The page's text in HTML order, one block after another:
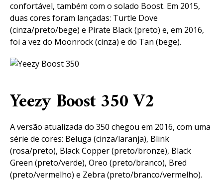
confortável, também com o solado Boost. Em 2015,
duas cores foram lançadas: Turtle Dove
(cinza/preto/bege) e Pirate Black (preto) e, em 2016,
foi a vez do Moonrock (cinza) e do Tan (bege).
Yeezy Boost 350 V2
A versão atualizada do 350 chegou em 2016, com uma
série de cores: Beluga (cinza/laranja), Blink
(rosa/preto), Black Copper (preto/bronze), Black
Green (preto/verde), Oreo (preto/branco), Bred
(preto/vermelho) e Zebra (preto/branco/vermelho).